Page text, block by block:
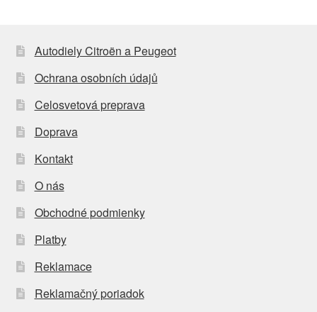
Autodiely Citroën a Peugeot
Ochrana osobních údajů
Celosvetová preprava
Doprava
Kontakt
O nás
Obchodné podmienky
Platby
Reklamace
Reklamačný poriadok